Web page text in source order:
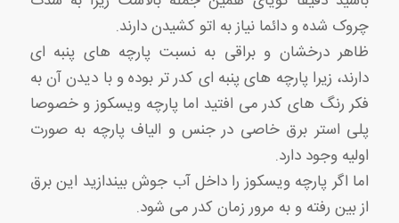
چروک شده و دائما نیاز به اتو کشیدن دارند.
ظاهر درخشان و براقی به نسبت پارچه های پنبه ای
دارند، زیرا پارچه های پنبه ای کدر تر بوده و با دیدن آن به
فکر رنگ های کدر می افتید اما پارچه ویسکوز و خصوصا
پلی استر برق خاصی در جنس و الیاف پارچه به صورت
اولیه وجود دارد.
اما اگر پارچه ویسکوز را داخل آب جوش بیندازید این برق
از بین رفته و به مرور زمان کدر می شود.